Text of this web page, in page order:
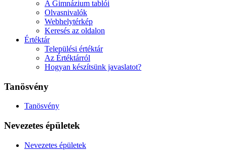
A Gimnázium tablói
Olvasnivalók
Webhelytérkép
Keresés az oldalon
Értéktár
Települési értéktár
Az Értéktárról
Hogyan készítsünk javaslatot?
Tanösvény
Tanösvény
Nevezetes épületek
Nevezetes épületek